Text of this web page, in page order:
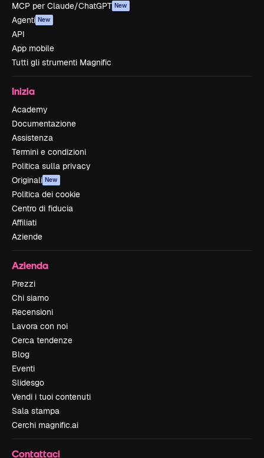
MCP per Claude/ChatGPT New
Agenti New
API
App mobile
Tutti gli strumenti Magnific
Inizia
Academy
Documentazione
Assistenza
Termini e condizioni
Politica sulla privacy
Originali New
Politica dei cookie
Centro di fiducia
Affiliati
Aziende
Azienda
Prezzi
Chi siamo
Recensioni
Lavora con noi
Cerca tendenze
Blog
Eventi
Slidesgo
Vendi i tuoi contenuti
Sala stampa
Cerchi magnific.ai
Contattaci